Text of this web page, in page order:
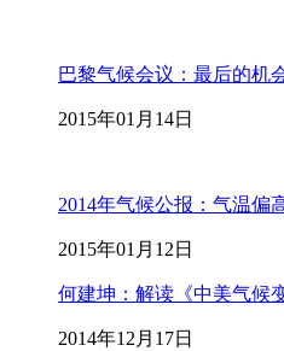
巴黎气候会议：最后的机
2015年01月14日
2014年气候公报：气温偏
2015年01月12日
何建坤：解读《中美气候
2014年12月17日